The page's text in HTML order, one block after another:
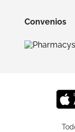
Convenios